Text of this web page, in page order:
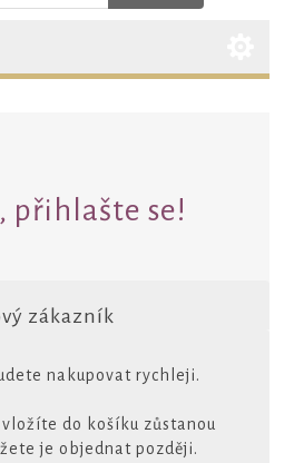
přihlašte se!
zákazník
nakupovat rychleji.
do košíku zůstanou
je objednat později.